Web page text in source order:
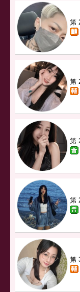
第
第
第
第
第